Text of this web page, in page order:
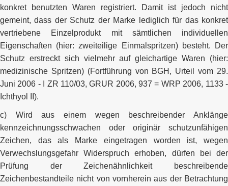
konkret benutzten Waren registriert. Damit ist jedoch nicht
gemeint, dass der Schutz der Marke lediglich für das konkret
vertriebene Einzelprodukt mit sämtlichen individuellen
Eigenschaften (hier: zweiteilige Einmalspritzen) besteht. Der
Schutz erstreckt sich vielmehr auf gleichartige Waren (hier:
medizinische Spritzen) (Fortführung von BGH, Urteil vom 29.
Juni 2006 - I ZR 110/03, GRUR 2006, 937 = WRP 2006, 1133 -
Ichthyol II).
c) Wird aus einem wegen beschreibender Anklänge
kennzeichnungsschwachen oder originär schutzunfähigen
Zeichen, das als Marke eingetragen worden ist, wegen
Verwechslungsgefahr Widerspruch erhoben, dürfen bei der
Prüfung der Zeichenähnlichkeit beschreibende
Zeichenbestandteile nicht von vornherein aus der Betrachtung